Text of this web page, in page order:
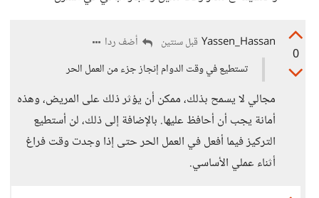
0
Yassen_Hassan قبل سنتين
أضف ردا
تستطيع في وقت الدوام إنجاز جزء من العمل الحر
مجالي لا يسمح بذلك، ممكن أن يؤثر ذلك على المريض، وهذه
أمانة يجب أن أحافظ عليها. بالإضافة إلى ذلك، لن أستطيع
التركيز فيما أفعل في العمل الحر حتى إذا وجدت وقت فراغ
أثناء عملي الأساسي.